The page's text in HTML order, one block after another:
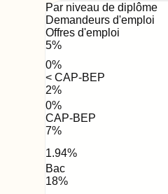
Par niveau de diplôme
Demandeurs d'emploi
Offres d'emploi
5%
0%
< CAP-BEP
2%
0%
CAP-BEP
7%
1.94%
Bac
18%